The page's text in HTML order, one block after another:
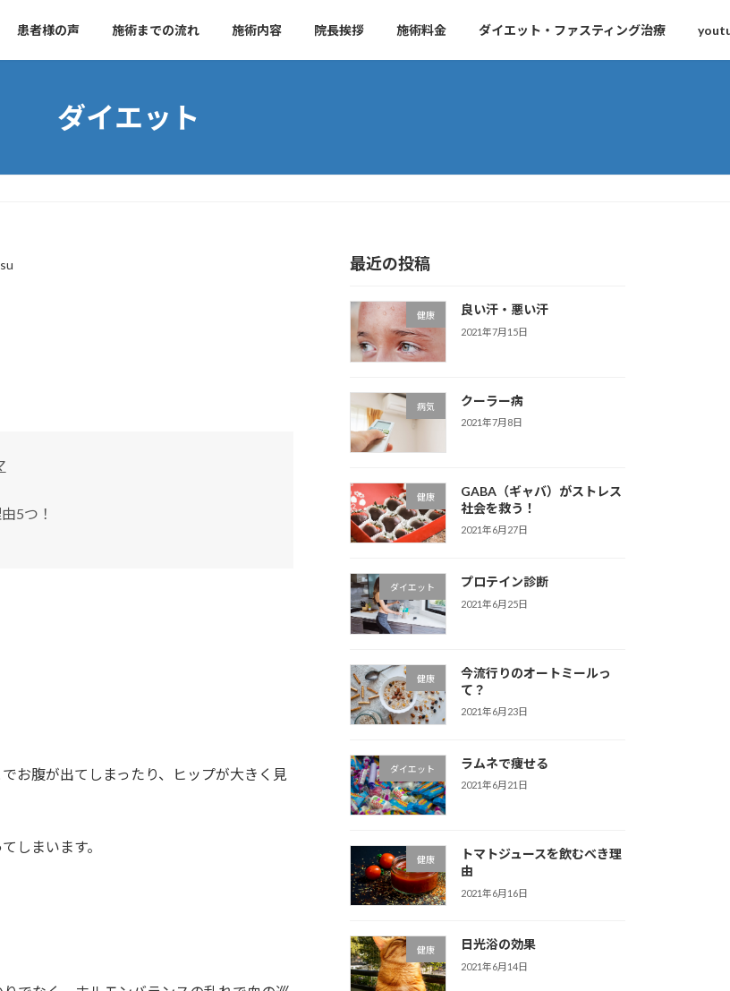
患者様の声 施術までの流れ 施術内容 院長挨拶 施術料金 ダイエット・ファスティング治療
ダイエット
5つ！
お腹が出てしまったり、ヒップが大きく見
しまいます。
最近の投稿
健康 良い汗・悪い汗
2021年7月15日
病気 クーラー病
2021年7月8日
健康
GABA（ギャバ）がストレス
社会を救う！
2021年6月27日
ダイエット プロテイン診断
2021年6月25日
健康
今流行りのオートミールっ
て？
2021年6月23日
ダイエット ラムネで痩せる
2021年6月21日
健康
トマトジュースを飲むべき理
由
2021年6月16日
健康 日光浴の効果
2021年6月14日